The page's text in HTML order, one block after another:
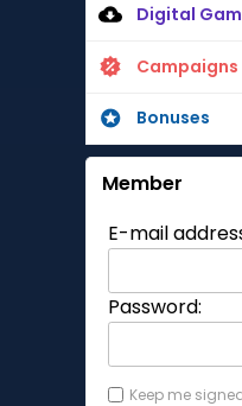
Digital
Campaigns
Bonuses
Member
E-mail
Password:
Keep me